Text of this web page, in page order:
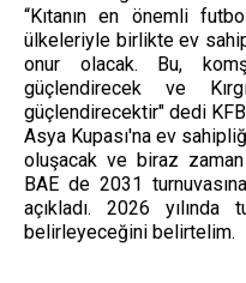
“Kıtanın en önemli
ülkeleriyle birlikte ev
onur olacak. Bu,
güçlendirecek ve
güçlendirecektir" dedi KFB
Asya Kupası'na ev
oluşacak ve biraz
BAE de 2031
açıkladı. 2026 yılında
belirleyeceğini belirtelim.